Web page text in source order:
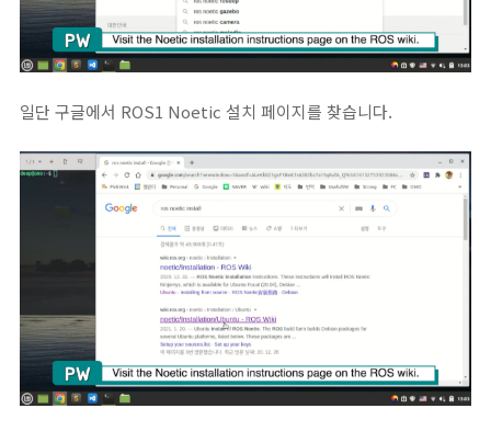
일단 구글에서 ROS1 Noetic 설치 페이지를 찾습니다.